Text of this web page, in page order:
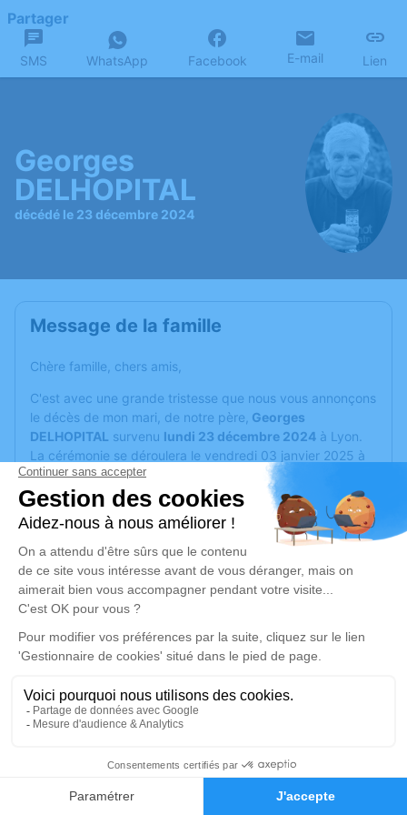
Faire-part Hommages
Partager
SMS WhatsApp Facebook E-mail Lien
Georges
DELHOPITAL
décédé le 23 décembre 2024
Message de la famille
Chère famille, chers amis,
C'est avec une grande tristesse que nous vous annonçons
le décès de mon mari, de notre père, Georges
DELHOPITAL survenu lundi 23 décembre 2024 à Lyon.
La cérémonie se déroulera le vendredi 03 janvier 2025 à
09h30 à l'Eglise St Blaise, 10 place Verdun - 69126
Brindas.
Cet espace privé est destiné à recueillir vos condoléances
ou le souvenir d’un moment passé.
Je rends hommage
Cérémonie
Eglise St Blaise 10 place Verdun
69126 Brindas
Je rends hommage